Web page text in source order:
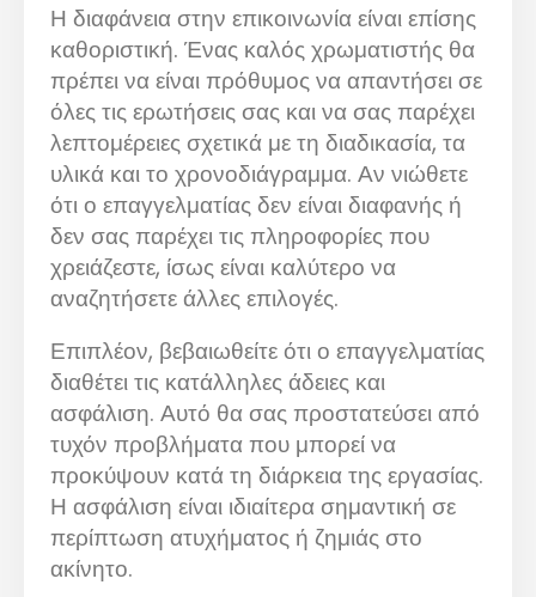
Η διαφάνεια στην επικοινωνία είναι επίσης
καθοριστική. Ένας καλός χρωματιστής θα
πρέπει να είναι πρόθυμος να απαντήσει σε
όλες τις ερωτήσεις σας και να σας παρέχει
λεπτομέρειες σχετικά με τη διαδικασία, τα
υλικά και το χρονοδιάγραμμα. Αν νιώθετε
ότι ο επαγγελματίας δεν είναι διαφανής ή
δεν σας παρέχει τις πληροφορίες που
χρειάζεστε, ίσως είναι καλύτερο να
αναζητήσετε άλλες επιλογές.
Επιπλέον, βεβαιωθείτε ότι ο επαγγελματίας
διαθέτει τις κατάλληλες άδειες και
ασφάλιση. Αυτό θα σας προστατεύσει από
τυχόν προβλήματα που μπορεί να
προκύψουν κατά τη διάρκεια της εργασίας.
Η ασφάλιση είναι ιδιαίτερα σημαντική σε
περίπτωση ατυχήματος ή ζημιάς στο
ακίνητο.